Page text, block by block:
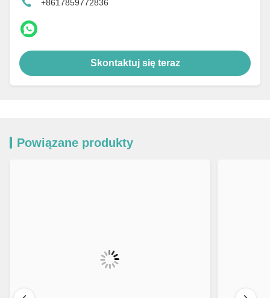
+8617859772836
Skontaktuj się teraz
Powiązane produkty